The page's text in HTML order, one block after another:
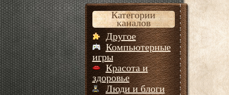
Категории
каналов
Другое
Компьютерные
игры
Красота и
здоровье
Люди и блоги